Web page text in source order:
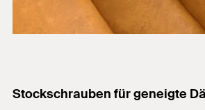
Stockschrauben für geneigte